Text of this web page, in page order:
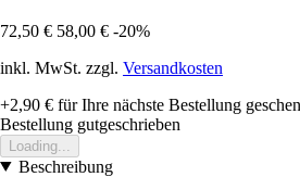
72,50 € 58,00 € -20%
inkl. MwSt. zzgl. Versandkosten
+2,90 € für Ihre nächste Bestellung
Bestellung gutgeschrieben
Loading...
Beschreibung